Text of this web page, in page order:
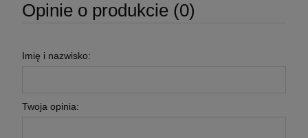
Opinie o produkcie (0)
Imię i nazwisko:
Twoja opinia: